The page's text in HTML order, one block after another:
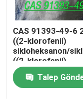
Hakkımızda
Fabrika turu
Kalite kontrol
CAS 91393-49-6
((2-klorofenil)
sikloheksanon/
((2-klorofenil)
Talep